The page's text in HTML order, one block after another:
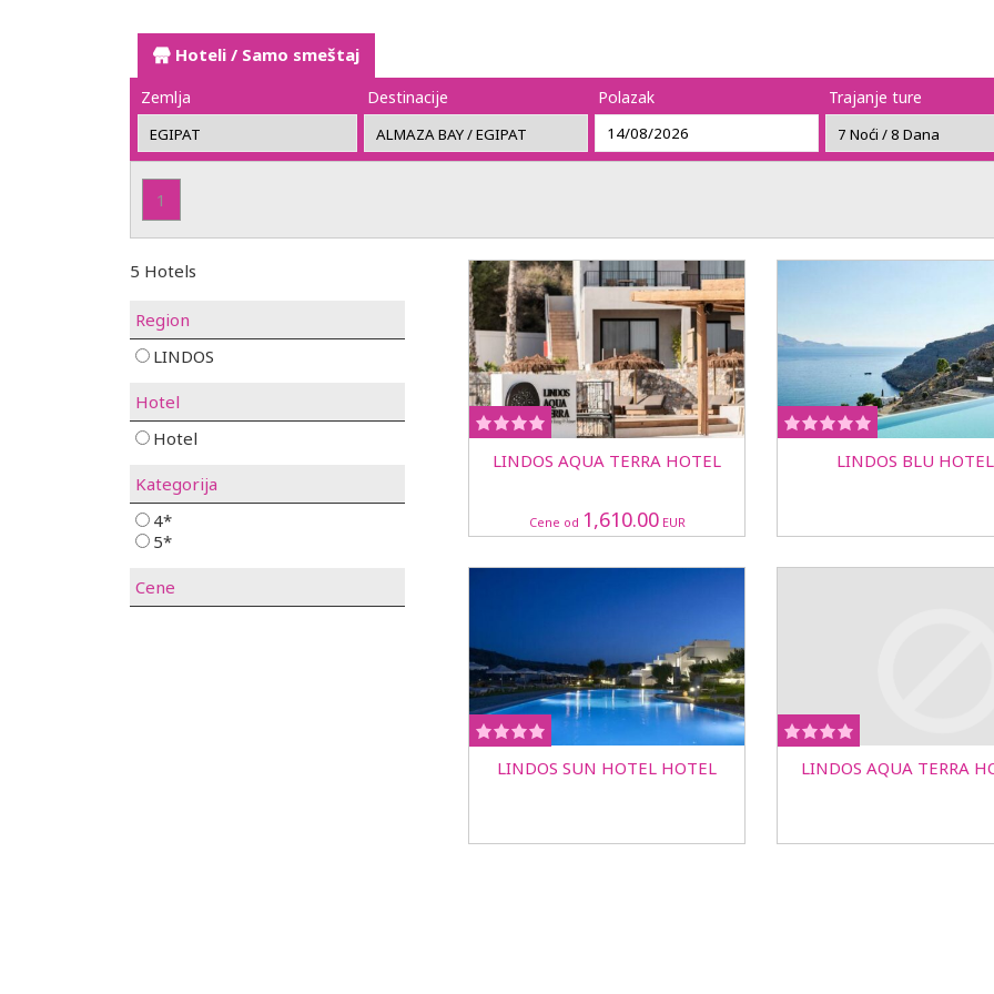
Hoteli / Samo smeštaj
Zemlja Destinacije Polazak Trajanje ture
1
5 Hotels
Region
LINDOS
Hotel
Hotel
Kategorija
4*
5*
Cene
LINDOS AQUA TERRA HOTEL
Cene od 1,610.00EUR
LINDOS BLU HOTEL
LINDOS SUN HOTEL HOTEL LINDOS AQUA TERRA